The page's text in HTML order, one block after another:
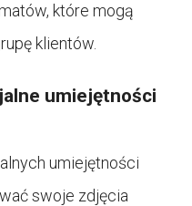
które mogą
klientów.
umiejętności
umiejętności
swoje zdjęcia